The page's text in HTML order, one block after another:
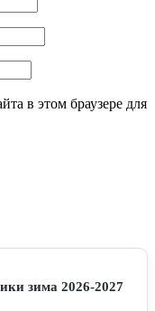
в этом браузере для
зима 2026-2027